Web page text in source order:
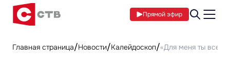
Прямой эфир
Главная страница Новости Калейдоскоп «Для меня ты